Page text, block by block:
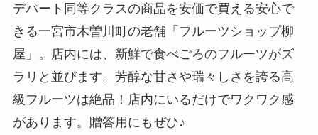
デパート同等クラスの商品を安価で買える安心で
きる一宮市木曽川町の老舗「フルーツショップ柳
屋」。店内には、新鮮で食べごろのフルーツがズ
ラリと並びます。芳醇な甘さや瑞々しさを誇る高
級フルーツは絶品！店内にいるだけでワクワク感
があります。贈答用にもぜひ♪